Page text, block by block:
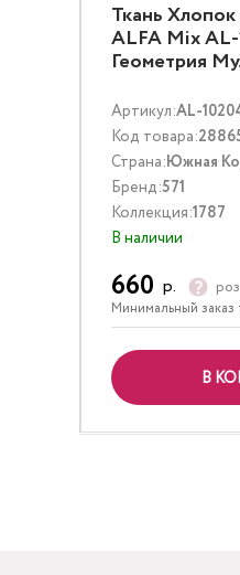
Ткань
ALFA Mix
Геометрия
Артикул:AL-
Код товара:
Страна:Южная
Бренд:571
Коллекция:1787
В наличии
660 р.
Минимальный заказ
В